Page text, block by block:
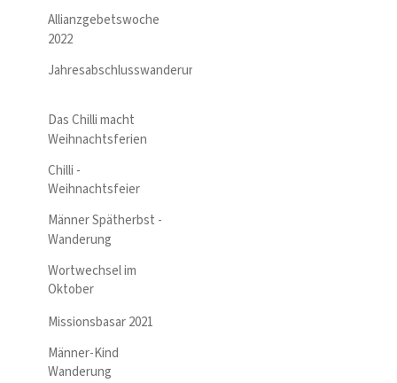
Allianzgebetswoche
2022
Jahresabschlusswanderung
Das Chilli macht
Weihnachtsferien
Chilli -
Weihnachtsfeier
Männer Spätherbst -
Wanderung
Wortwechsel im
Oktober
Missionsbasar 2021
Männer-Kind
Wanderung